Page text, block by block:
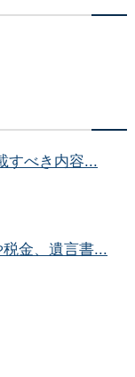
すべき内容...
金、遺言書...